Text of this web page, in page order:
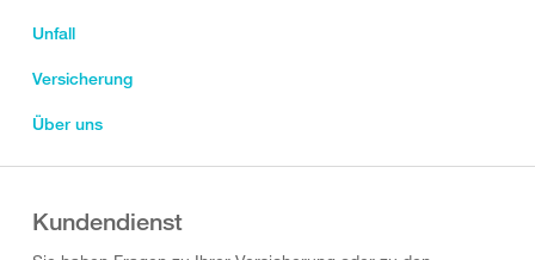
Unfall
Versicherung
Über uns
Kundendienst